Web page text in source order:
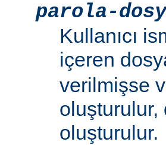
parola-
Kullanıcı
içeren
verilmişse
oluşturulur.